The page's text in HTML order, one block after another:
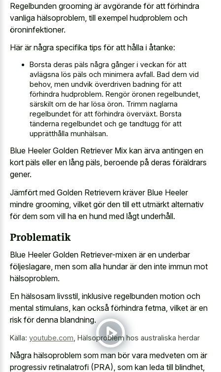
Regelbunden grooming är avgörande för att förhindra
vanliga hälsoproblem, till exempel hudproblem och
öroninfektioner.
Här är några specifika tips för att hålla i åtanke:
Borsta deras päls några gånger i veckan för att
avlägsna lös päls och minimera avfall. Bad dem vid
behov, men undvik överdriven badning för att
förhindra hudproblem. Rengör öronen regelbundet,
särskilt om de har lösa öron. Trimm naglarna
regelbundet för att förhindra överväxt. Borsta
tänderna regelbundet och ge tandtugg för att
upprätthålla munhälsan.
Blue Heeler Golden Retriever Mix kan ärva antingen en
kort päls eller en lång päls, beroende på deras föräldrars
gener.
Jämfört med Golden Retrievern kräver Blue Heeler
mindre grooming, vilket gör den till ett utmärkt alternativ
för dem som vill ha en hund med lågt underhåll.
Problematik
Blue Heeler Golden Retriever-mixen är en underbar
följeslagare, men som alla hundar är den inte immun mot
hälsoproblem.
En hälsosam livsstil, inklusive regelbunden motion och
mental stimulans, kan också förhindra fetma, vilket är en
risk för denna blandning.
Källa: youtube.com, Hälsoproblem hos australiska herdar
Några hälsoproblem som man bör vara medveten om är
progressiv retinalatrofi (PRA), som kan leda till blindhet,